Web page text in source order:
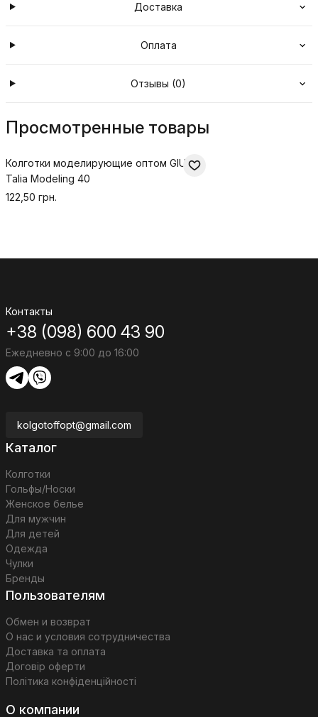
Доставка
Оплата
Отзывы (0)
Просмотренные товары
Колготки моделирующие оптом GIULIA
Talia Modeling 40
122,50 грн.
Контакты
+38 (098) 600 43 90
Ежедневно с 9:00 до 16:00
kolgotoffopt@gmail.com
Каталог
Колготки
Гольфы/Носки
Женское белье
Для мужчин
Для детей
Одежда
Чулки
Бренды
Пользователям
Обмен и возврат
О нас и условия сотрудничества
Доставка та оплата
Договір оферти
Політика конфіденційності
О компании